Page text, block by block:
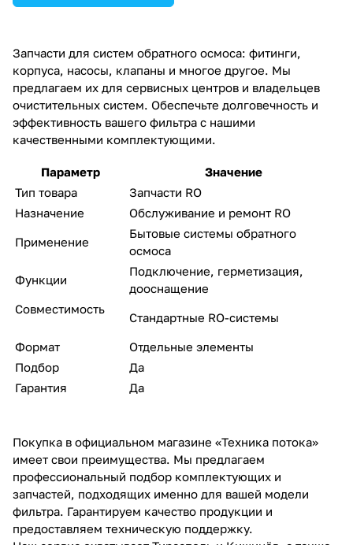
Запчасти для систем обратного осмоса: фитинги,
корпуса, насосы, клапаны и многое другое. Мы
предлагаем их для сервисных центров и владельцев
очистительных систем. Обеспечьте долговечность и
эффективность вашего фильтра с нашими
качественными комплектующими.
Параметр
Значение
Тип товара
Запчасти RO
Назначение
Обслуживание и ремонт RO
Применение
Бытовые системы обратного
осмоса
Функции
Подключение, герметизация,
дооснащение
Совместимость
Стандартные RO-системы
Формат
Отдельные элементы
Подбор
Да
Гарантия
Да
Покупка в официальном магазине «Техника потока»
имеет свои преимущества. Мы предлагаем
профессиональный подбор комплектующих и
запчастей, подходящих именно для вашей модели
фильтра. Гарантируем качество продукции и
предоставляем техническую поддержку.